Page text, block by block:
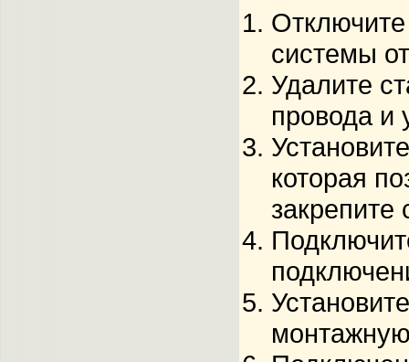
Отключите
системы
Удалите
провода и
которая